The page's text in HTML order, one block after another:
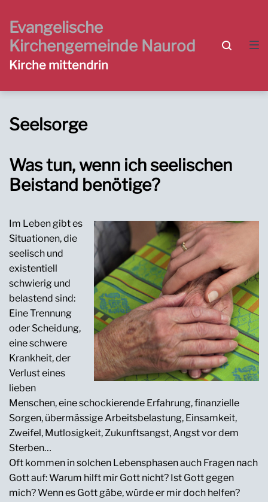
Hauptnavigation
springen
Inhalt
springen
Footer
springen
Evangelische
Kirchengemeinde Naurod
Kirche mittendrin
Seelsorge
Was tun, wenn ich seelischen
Beistand benötige?
Im Leben gibt es
Situationen, die
seelisch und
existentiell
schwierig und
belastend sind:
Eine Trennung
oder Scheidung,
eine schwere
Krankheit, der
Verlust eines
lieben
Menschen, eine schockierende Erfahrung, finanzielle
Sorgen, übermässige Arbeitsbelastung, Einsamkeit,
Zweifel, Mutlosigkeit, Zukunftsangst, Angst vor dem
Sterben…
Oft kommen in solchen Lebensphasen auch Fragen nach
Gott auf: Warum hilft mir Gott nicht? Ist Gott gegen
mich? Wenn es Gott gäbe, würde er mir doch helfen?